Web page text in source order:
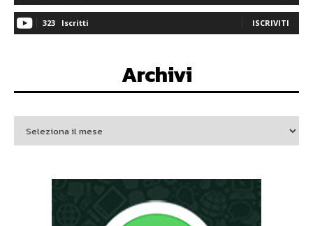
323 Iscritti ISCRIVITI
Archivi